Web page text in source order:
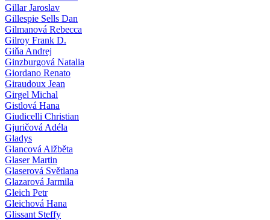
Gillar Jaroslav
Gillespie Sells Dan
Gilmanová Rebecca
Gilroy Frank D.
Giňa Andrej
Ginzburgová Natalia
Giordano Renato
Giraudoux Jean
Girgel Michal
Gistlová Hana
Giudicelli Christian
Gjuričová Adéla
Gladys
Glancová Alžběta
Glaser Martin
Glaserová Světlana
Glazarová Jarmila
Gleich Petr
Gleichová Hana
Glissant Steffy